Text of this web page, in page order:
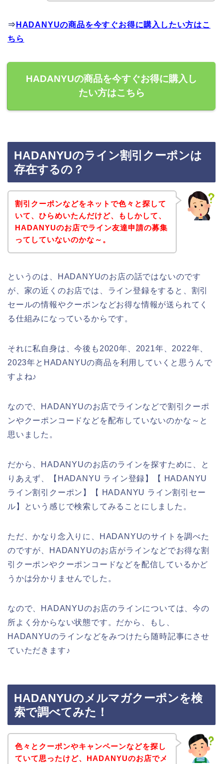
⇒ HADANYUの商品を今すぐお得に購入したい方はこ
ちら
HADANYUの商品を今すぐお得に購入し
たい方はこちら
HADANYUのライン割引クーポンは
存在するの？
割引クーポンなどをネットで色々と探して
いて、ひらめいたんだけど、もしかして、
HADANYUのお店でライン友達申請の募集
ってしていないのかな～。
というのは、HADANYUのお店の話ではないのです
が、家の近くのお店では、ライン登録をすると、割引
セールの情報やクーポンなどお得な情報が送られてく
る仕組みになっているからです。
それに私自身は、今後も2020年、2021年、2022年、
2023年とHADANYUの商品を利用していくと思うんで
すよね♪
なので、HADANYUのお店でラインなどで割引クーポ
ンやクーポンコードなどを配布していないのかな～と
思いました。
だから、HADANYUのお店のラインを探すために、と
りあえず、【HADANYU ライン登録】【 HADANYU
ライン割引クーポン】【 HADANYU ライン割引セー
ル】という感じで検索してみることにしました。
ただ、かなり念入りに、HADANYUのサイトを調べた
のですが、HADANYUのお店がラインなどでお得な割
引クーポンやクーポンコードなどを配信しているかど
うかは分かりませんでした。
なので、HADANYUのお店のラインについては、今の
所よく分からない状態です。だから、もし、
HADANYUのラインなどをみつけたら随時記事にさせ
ていただきます♪
HADANYUのメルマガクーポンを検
索で調べてみた！
色々とクーポンやキャンペーンなどを探し
ていて思ったけど、HADANYUのお店でメ